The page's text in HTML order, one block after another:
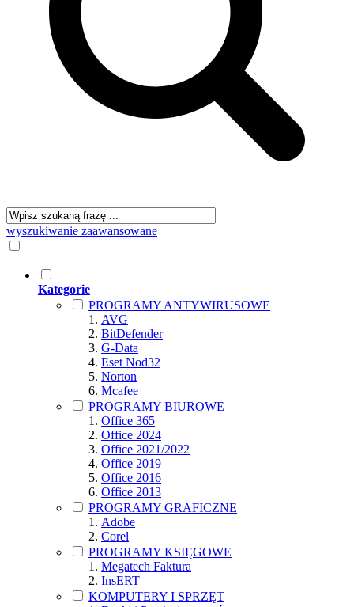
wyszukiwanie zaawansowane
Kategorie
PROGRAMY ANTYWIRUSOWE
AVG
BitDefender
G-Data
Eset Nod32
Norton
Mcafee
PROGRAMY BIUROWE
Office 365
Office 2024
Office 2021/2022
Office 2019
Office 2016
Office 2013
PROGRAMY GRAFICZNE
Adobe
Corel
PROGRAMY KSIĘGOWE
Megatech Faktura
InsERT
KOMPUTERY I SPRZĘT